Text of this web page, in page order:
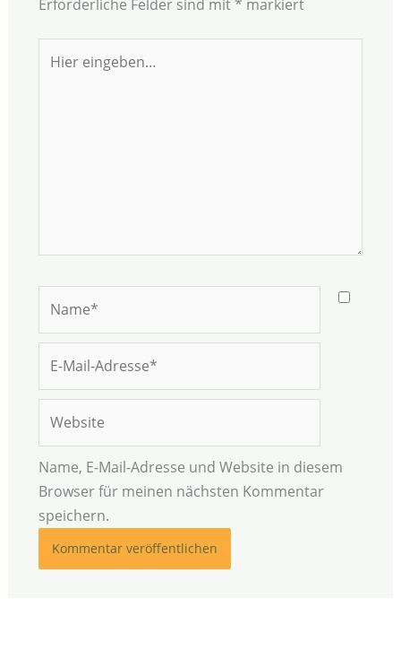
Erforderliche Felder sind mit * markiert
eingeben…
Mail-
Adresse*
Name, E-Mail-Adresse und Website in diesem
Browser für meinen nächsten Kommentar
speichern.